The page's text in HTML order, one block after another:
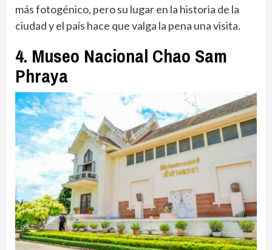
más fotogénico, pero su lugar en la historia de la
ciudad y el país hace que valga la pena una visita.
4. Museo Nacional Chao Sam
Phraya